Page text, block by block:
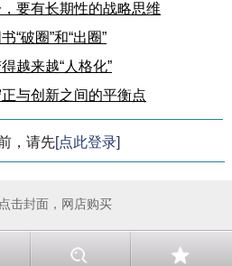
要有长期性的战略思维
“破圈”和“出圈”
越来越“人格化”
与创新之间的平衡点
，请先[点此登录]
击封面，网店购买